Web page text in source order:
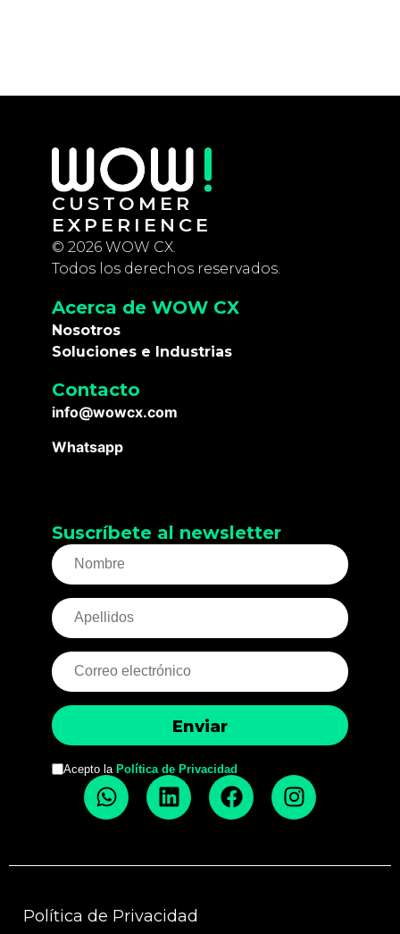
CUSTOMER
EXPERIENCE
© 2026 WOW CX.
Todos los derechos reservados.
Acerca de WOW CX
Nosotros
Soluciones e Industrias
Contacto
info@wowcx.com
Whatsapp
Suscríbete al newsletter
Acepto la Política de Privacidad
Política de Privacidad